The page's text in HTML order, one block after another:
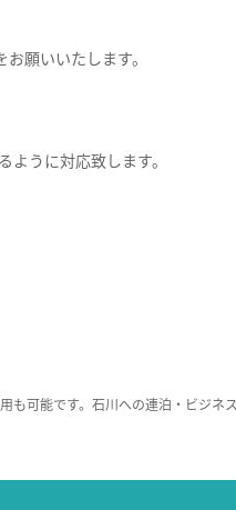
願いいたします。
うに対応致します。
可能です。石川への連泊・ビジネ